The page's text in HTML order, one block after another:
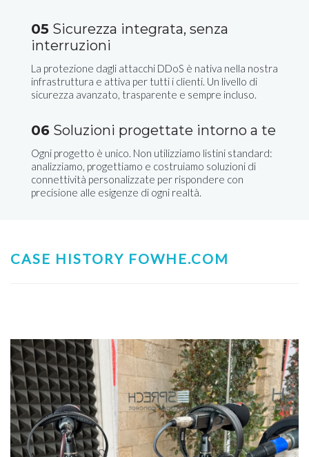
05 Sicurezza integrata, senza
interruzioni
La protezione dagli attacchi DDoS è nativa nella nostra
infrastruttura e attiva per tutti i clienti. Un livello di
sicurezza avanzato, trasparente e sempre incluso.
06 Soluzioni progettate intorno a te
Ogni progetto è unico. Non utilizziamo listini standard:
analizziamo, progettiamo e costruiamo soluzioni di
connettività personalizzate per rispondere con
precisione alle esigenze di ogni realtà.
CASE HISTORY FOWHE.COM